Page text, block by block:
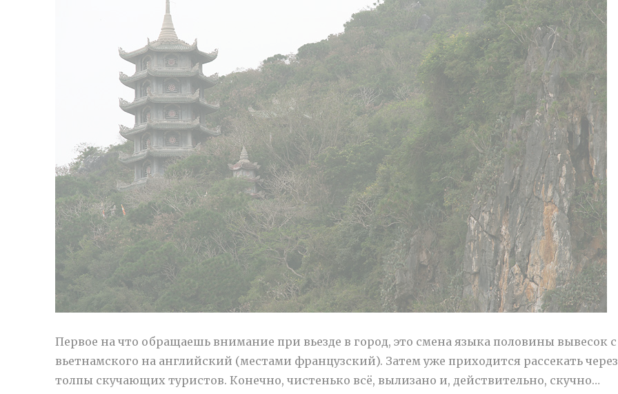
Первое на что обращаешь внимание при вьезде в город, это смена языка половины вывесок с
вьетнамского на английский (местами французский). Затем уже приходится рассекать через
толпы скучающих туристов. Конечно, чистенько всё, вылизано и, действительно, скучно…